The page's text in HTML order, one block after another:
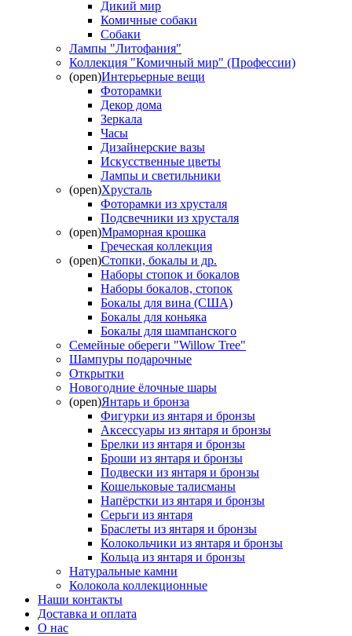
Дикий мир
Комичные собаки
Собаки
Лампы "Литофания"
Коллекция "Комичный мир" (Профессии)
(open)Интерьерные вещи
Фоторамки
Декор дома
Зеркала
Часы
Дизайнерские вазы
Искусственные цветы
Лампы и светильники
(open)Хрусталь
Фоторамки из хрусталя
Подсвечники из хрусталя
(open)Мраморная крошка
Греческая коллекция
(open)Стопки, бокалы и др.
Наборы стопок и бокалов
Наборы бокалов, стопок
Бокалы для вина (США)
Бокалы для коньяка
Бокалы для шампанского
Семейные обереги "Willow Tree"
Шампуры подарочные
Открытки
Новогодние ёлочные шары
(open)Янтарь и бронза
Фигурки из янтаря и бронзы
Аксессуары из янтаря и бронзы
Брелки из янтаря и бронзы
Броши из янтаря и бронзы
Подвески из янтаря и бронзы
Кошельковые талисманы
Напёрстки из янтаря и бронзы
Серьги из янтаря
Браслеты из янтаря и бронзы
Колокольчики из янтаря и бронзы
Кольца из янтаря и бронзы
Натуральные камни
Колокола коллекционные
Наши контакты
Доставка и оплата
О нас